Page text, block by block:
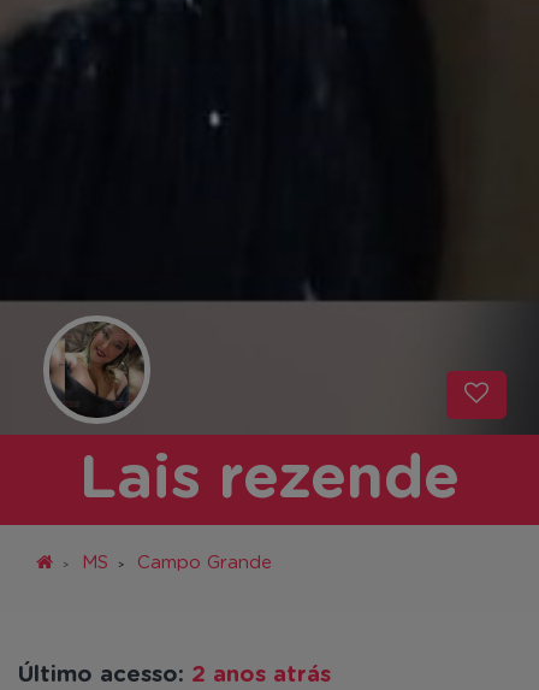
Lais rezende
MS Campo Grande
Último acesso: 2 anos atrás